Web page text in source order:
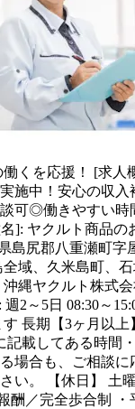
働くを応援！ [求人
施中！安心の収入
可◎働きやすい時
]: ヤクルト商品の
島尻郡八重瀬町字
全域、久米島町、
縄ヤクルト株式
2～5日 08:30～
長期【3ヶ月以上
記載してある時間
場合も、ご相談
い。 【休日】 土
酬／完全歩合制